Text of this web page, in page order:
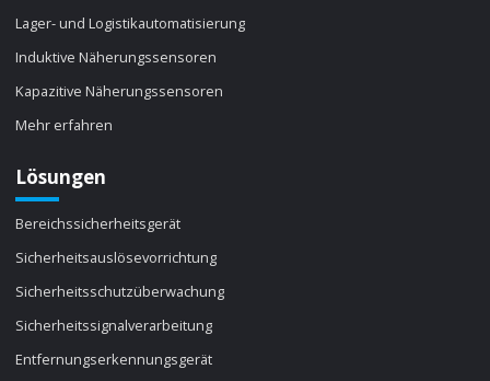
Lager- und Logistikautomatisierung
Induktive Näherungssensoren
Kapazitive Näherungssensoren
Mehr erfahren
Lösungen
Bereichssicherheitsgerät
Sicherheitsauslösevorrichtung
Sicherheitsschutzüberwachung
Sicherheitssignalverarbeitung
Entfernungserkennungsgerät